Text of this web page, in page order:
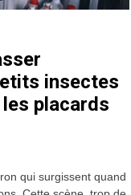
insectes
placards
qui surgissent quand